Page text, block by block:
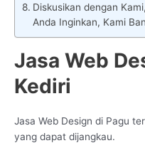
Diskusikan dengan
Anda Inginkan, Kami
Jasa Web
Kediri
Jasa Web Design di Pagu
yang dapat dijangkau.